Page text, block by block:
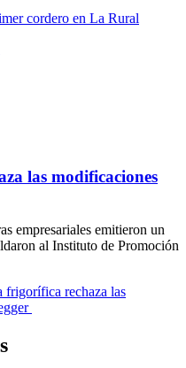
cordero en La Rural
las modificaciones
empresariales emitieron un
al Instituto de Promoción
frigorífica rechaza las